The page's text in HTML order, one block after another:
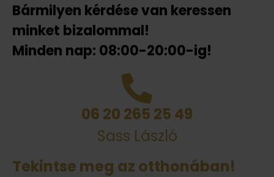
Bármilyen kérdése van keressen
minket bizalommal!
Minden nap: 08:00-20:00-ig!
06 20 265 25 49
Sass László
Tekintse meg az otthonában!